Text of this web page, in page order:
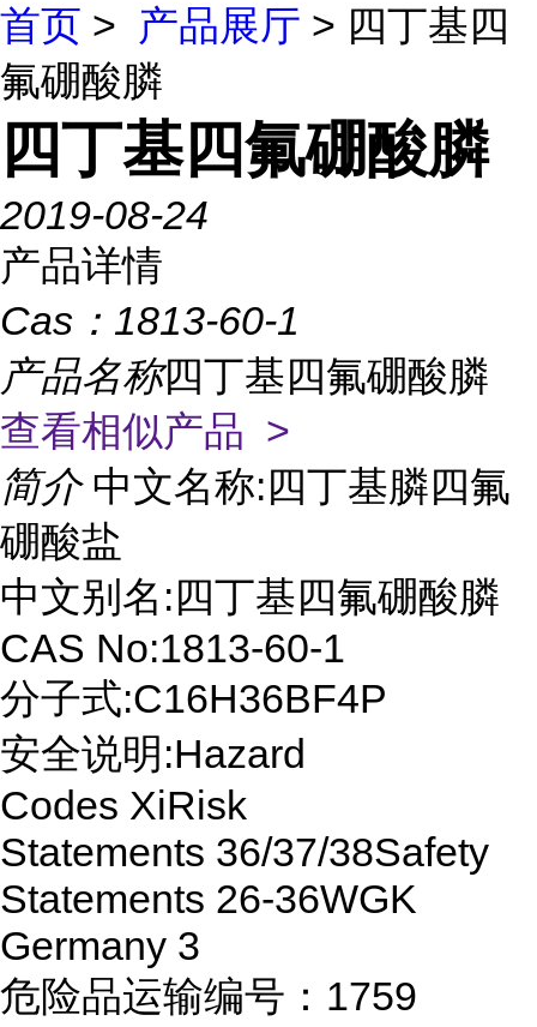
首页 > 产品展厅 > 四丁基四
氟硼酸膦
四丁基四氟硼酸膦
2019-08-24
产品详情
Cas： 1813-60-1
产品名称四丁基四氟硼酸膦
查看相似产品 >
简介 中文名称:四丁基膦四氟
硼酸盐
中文别名:四丁基四氟硼酸膦
CAS No:1813-60-1
分子式:C16H36BF4P
安全说明:Hazard
Codes XiRisk
Statements 36/37/38Safety
Statements 26-36WGK
Germany 3
危险品运输编号：1759